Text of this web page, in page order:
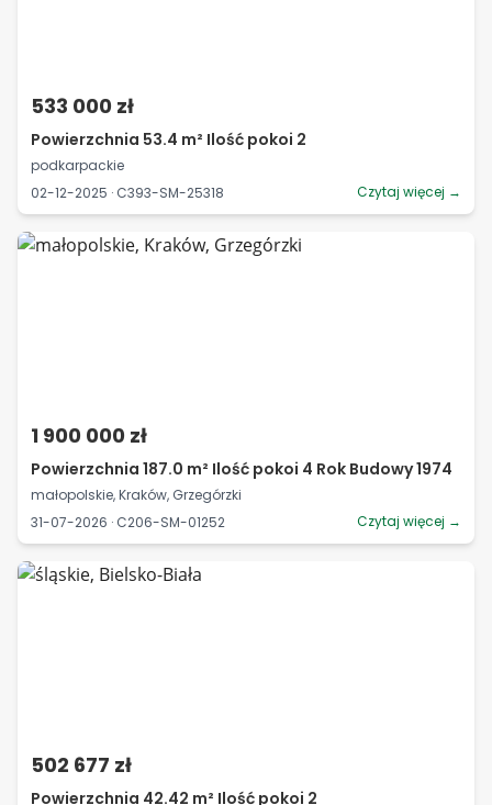
533 000 zł
Powierzchnia 53.4 m² Ilość pokoi 2
podkarpackie
02-12-2025 · C393-SM-25318
Czytaj więcej →
1 900 000 zł
Powierzchnia 187.0 m² Ilość pokoi 4 Rok Budowy 1974
małopolskie, Kraków, Grzegórzki
31-07-2026 · C206-SM-01252
Czytaj więcej →
502 677 zł
Powierzchnia 42.42 m² Ilość pokoi 2